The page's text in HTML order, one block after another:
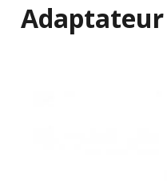
Adaptateur